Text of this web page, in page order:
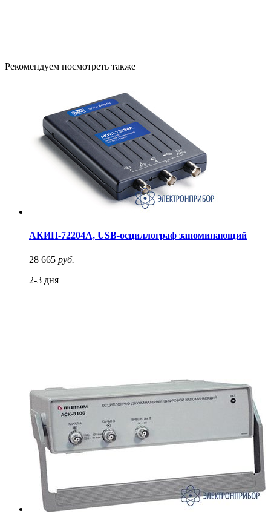
Рекомендуем посмотреть также
АКИП-72204A, USB-осциллограф запоминающий
28 665 руб.
2-3 дня